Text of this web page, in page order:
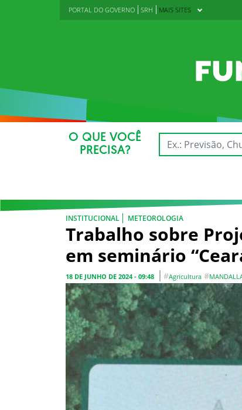
PORTAL DO GOVERNO SRH MAIS SITES
O QUE VOCÊ
PRECISA?
INSTITUCIONAL METEOROLOGIA
Trabalho sobre
em seminário
18 DE JUNHO DE 2024 - 09:48 #Agricultura #